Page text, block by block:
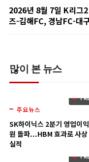
2026년 8월 7일 K리그
즈-김해FC, 경남FC-대
많이 본 뉴스
1
주요뉴스
SK하이닉스 2분기 영업이
원 돌파...HBM 효과로 사상
실적